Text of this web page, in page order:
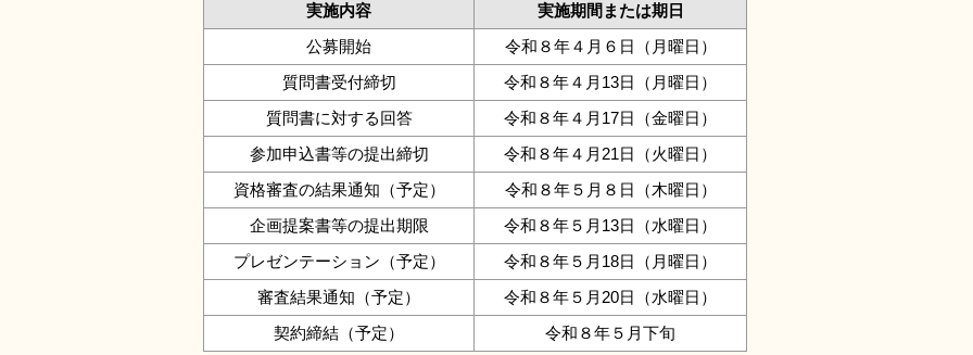
実施内容
実施期間または期日
公募開始
令和８年４月６日（月曜日）
質問書受付締切
令和８年４月13日（月曜日）
質問書に対する回答
令和８年４月17日（金曜日）
参加申込書等の提出締切
令和８年４月21日（火曜日）
資格審査の結果通知（予定）
令和８年５月８日（木曜日）
企画提案書等の提出期限
令和８年５月13日（水曜日）
プレゼンテーション（予定）
令和８年５月18日（月曜日）
審査結果通知（予定）
令和８年５月20日（水曜日）
契約締結（予定）
令和８年５月下旬